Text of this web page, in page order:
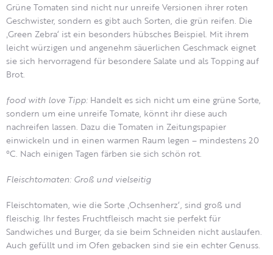
Grüne Tomaten sind nicht nur unreife Versionen ihrer roten
Geschwister, sondern es gibt auch Sorten, die grün reifen. Die
‚Green Zebra‘ ist ein besonders hübsches Beispiel. Mit ihrem
leicht würzigen und angenehm säuerlichen Geschmack eignet
sie sich hervorragend für besondere Salate und als Topping auf
Brot.
food with love Tipp: Handelt es sich nicht um eine grüne Sorte,
sondern um eine unreife Tomate, könnt ihr diese auch
nachreifen lassen. Dazu die Tomaten in Zeitungspapier
einwickeln und in einen warmen Raum legen – mindestens 20
°C. Nach einigen Tagen färben sie sich schön rot.
Fleischtomaten: Groß und vielseitig
Fleischtomaten, wie die Sorte ‚Ochsenherz‘, sind groß und
fleischig. Ihr festes Fruchtfleisch macht sie perfekt für
Sandwiches und Burger, da sie beim Schneiden nicht auslaufen.
Auch gefüllt und im Ofen gebacken sind sie ein echter Genuss.